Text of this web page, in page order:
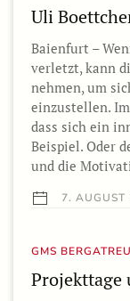
Uli
Baienfurt –
verletzt, kann
nehmen, um
einzustellen.
dass sich ein
Beispiel. Oder
und die
7. AUGUST
GMS
Projekttage